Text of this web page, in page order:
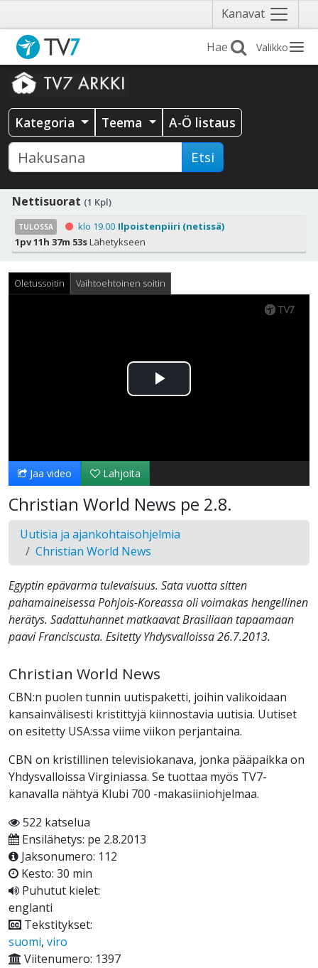
Kanavat Näytä
valikko
Valikko
Kategoria Teema A-Ö listaus
Etsi
Nettisuorat (1 Kpl)
TULOSSA klo 19.00 Ilpoistenpiiri (netissä)
1pv 11h 37m 51sLähetykseen
Oletussoitin Vaihtoehtoinen soitin
Toista
Jaa video Lahjoita
Christian World News pe 2.8.
Uutisia ja ajankohtaisohjelmia
Christian World News
Egyptin epävarma tulevaisuus. Sata vuotta sitten
pahamaineisessa Pohjois-Koreassa oli voimakas hengellinen
herätys. Sadattuhannet matkaavat Brasiliaan tapaamaan
paavi Franciscusta. Esitetty Yhdysvalloissa 26.7.2013.
Christian World News
CBN:n puolen tunnin uutispaketti, joihin valikoidaan
kansainvälisesti kristittyjä kiinnostavia uutisia. Uutiset
on esitetty USA:ssa viime viikon perjantaina.
CBN on kristillinen televisiokanava, jonka pääpaikka on
Yhdysvalloissa Virginiassa. Se tuottaa myös TV7-
kanavalla nähtyä Klubi 700 -makasiiniohjelmaa.
522 katselua
Ensilähetys: pe 2.8.2013
Jaksonumero: 112
Kesto: 30 min
Puhutut kielet:
englanti
Tekstitykset:
suomi, viro
Viitenumero: 1397